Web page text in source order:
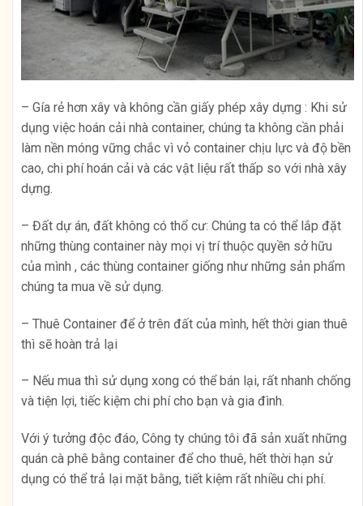
– Gía rẻ hơn xây và không cần giấy phép xây dựng : Khi sử
dụng việc hoán cải nhà container, chúng ta không cần phải
làm nền móng vững chắc vì vỏ container chịu lực và độ bền
cao, chi phí hoán cải và các vật liệu rất thấp so với nhà xây
dựng.
– Đất dự án, đất không có thổ cư: Chúng ta có thể lắp đặt
những thùng container này mọi vị trí thuộc quyền sở hữu
của mình , các thùng container giống như những sản phẩm
chúng ta mua về sử dụng.
– Thuê Container để ở trên đất của mình, hết thời gian thuê
thì sẽ hoàn trả lại
– Nếu mua thì sử dụng xong có thể bán lại, rất nhanh chống
và tiện lợi, tiếc kiệm chi phí cho bạn và gia đình.
Với ý tưởng độc đáo, Công ty chúng tôi đã sản xuất những
quán cà phê bằng container để cho thuê, hết thời hạn sử
dụng có thể trả lại mặt bằng, tiết kiệm rất nhiều chi phí.